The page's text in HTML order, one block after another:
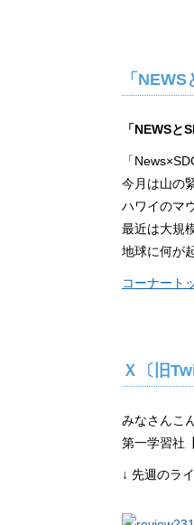
「
「NEWSと
「
今月は山の
ハワイのマ
最近は大規
地球に何が
コーナート
Ｘ〔旧
みなさんこ
第一学習社
↓ 先週のラ